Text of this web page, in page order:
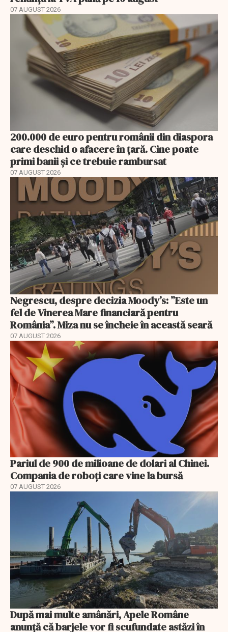
07 AUGUST 2026
200.000 de euro pentru românii din diaspora
care deschid o afacere în țară. Cine poate
primi banii și ce trebuie rambursat
07 AUGUST 2026
Negrescu, despre decizia Moody’s: ”Este un
fel de Vinerea Mare financiară pentru
România”. Miza nu se încheie în această seară
07 AUGUST 2026
Pariul de 900 de milioane de dolari al Chinei.
Compania de roboți care vine la bursă
07 AUGUST 2026
După mai multe amânări, Apele Române
anunță că barjele vor fi scufundate astăzi în